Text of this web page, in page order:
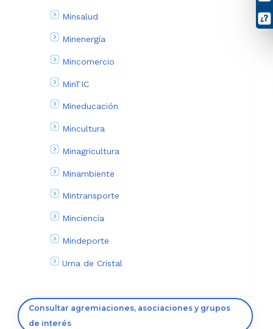
Minsalud
Minenergía
Mincomercio
MinTIC
Mineducación
Mincultura
Minagricultura
Minambiente
Mintransporte
Minciencia
Mindeporte
Urna de Cristal
Consultar agremiaciones, asociaciones y grupos
de interés